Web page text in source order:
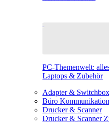
PC-Themenwelt:
Laptops & Zubehör
Adapter &
Büro Kommunikation
Drucker & Scanner
Drucker & Scanner